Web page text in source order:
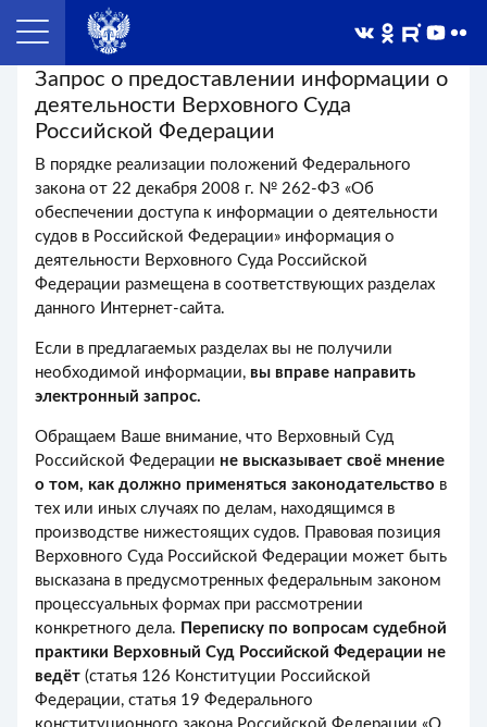
Запрос о предоставлении информации о
деятельности Верховного Суда
Российской Федерации
В порядке реализации положений Федерального
закона от 22 декабря 2008 г. № 262-ФЗ «Об
обеспечении доступа к информации о деятельности
судов в Российской Федерации» информация о
деятельности Верховного Суда Российской
Федерации размещена в соответствующих разделах
данного Интернет-сайта.
Если в предлагаемых разделах вы не получили
необходимой информации, вы вправе направить
электронный запрос.
Обращаем Ваше внимание, что Верховный Суд
Российской Федерации не высказывает своё мнение
о том, как должно применяться законодательство в
тех или иных случаях по делам, находящимся в
производстве нижестоящих судов. Правовая позиция
Верховного Суда Российской Федерации может быть
высказана в предусмотренных федеральным законом
процессуальных формах при рассмотрении
конкретного дела. Переписку по вопросам судебной
практики Верховный Суд Российской Федерации не
ведёт (статья 126 Конституции Российской
Федерации, статья 19 Федерального
конституционного закона Российской Федерации «О